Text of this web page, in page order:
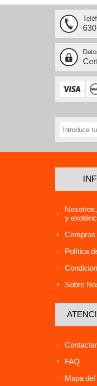
y
Política
Sobre
Contactar
FAQ
Mapa del